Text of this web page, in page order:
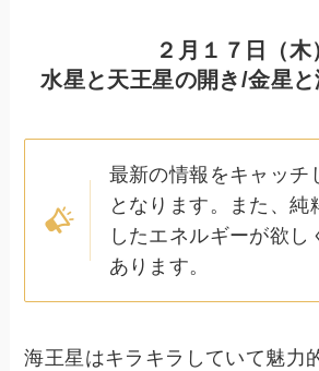
２月１７日（木
水星と天王星の開き/金星
最新の情報をキャッチ
となります。また、純
したエネルギーが欲し
あります。
海王星はキラキラしていて魅力